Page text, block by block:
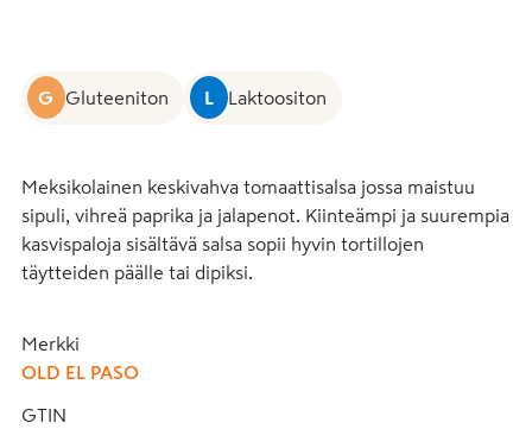
G Gluteeniton L Laktoositon
Meksikolainen keskivahva tomaattisalsa jossa maistuu
sipuli, vihreä paprika ja jalapenot. Kiinteämpi ja suurempia
kasvispaloja sisältävä salsa sopii hyvin tortillojen
täytteiden päälle tai dipiksi.
Merkki
OLD EL PASO
GTIN